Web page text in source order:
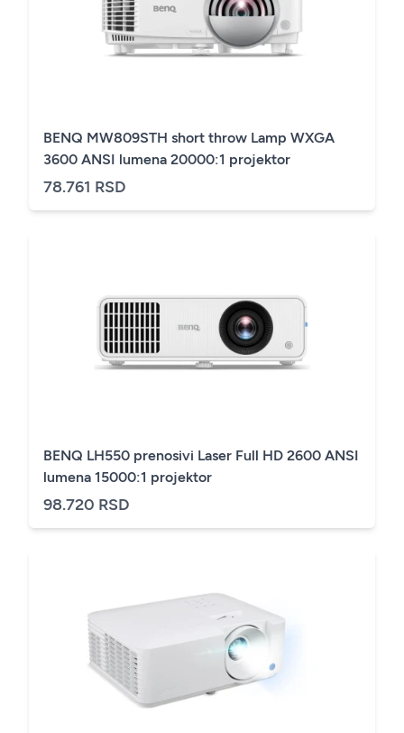
BENQ MW809STH short throw Lamp WXGA
3600 ANSI lumena 20000:1 projektor
78.761 RSD
BENQ LH550 prenosivi Laser Full HD 2600 ANSI
lumena 15000:1 projektor
98.720 RSD